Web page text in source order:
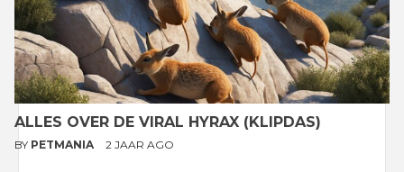
ALLES OVER DE VIRAL HYRAX (KLIPDAS)
BY PETMANIA 2 JAAR AGO